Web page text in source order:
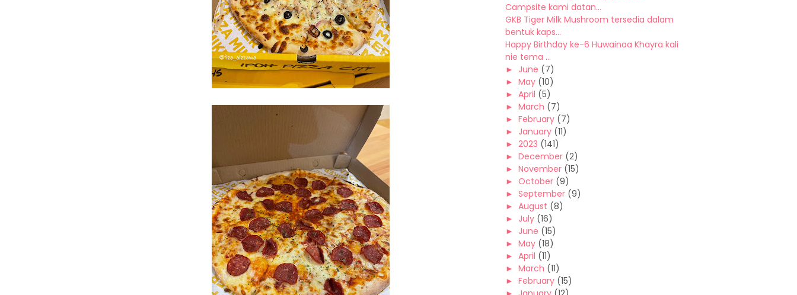
Campsite kami datan...
GKB Tiger Milk Mushroom tersedia dalam
bentuk kaps...
Happy Birthday ke-6 Huwainaa Khayra kali
nie tema ...
► June (7)
► May (10)
► April (5)
► March (7)
► February (7)
► January (11)
► 2023 (141)
► December (2)
► November (15)
► October (9)
► September (9)
► August (8)
► July (16)
► June (15)
► May (18)
► April (11)
► March (11)
► February (15)